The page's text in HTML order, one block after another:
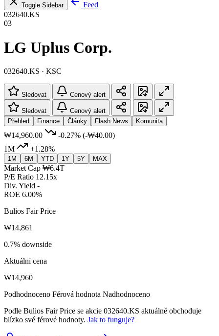
Toggle Sidebar
Feed
032640.KS
03
LG Uplus Corp.
032640.KS · KSC
Sledovat Cenový alert
Sledovat
Cenový alert
Přehled
Finance Články Flash News Komunita
₩14,960.00 -0.27% (-₩40.00)
1M
+1.28%
1M 6M YTD 1Y 5Y MAX
Market Cap ₩6.4T
P/E Ratio 12.15x
Div. Yield -
ROE 6.00%
Bulios Fair Price
₩14,861
0.7% downside
Aktuální cena
₩14,960
Podhodnoceno Férová hodnota Nadhodnoceno
Podle Bulios Fair Price se akcie 032640.KS aktuálně obchoduje
blízko své férové hodnoty. Jak to funguje?